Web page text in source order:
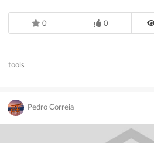
0 0
tools
Pedro Correia